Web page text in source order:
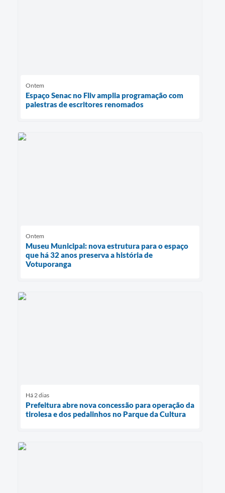
Ontem
Espaço Senac no Fliv amplia programação com
palestras de escritores renomados
Ontem
Museu Municipal: nova estrutura para o espaço
que há 32 anos preserva a história de
Votuporanga
Há 2 dias
Prefeitura abre nova concessão para operação da
tirolesa e dos pedalinhos no Parque da Cultura